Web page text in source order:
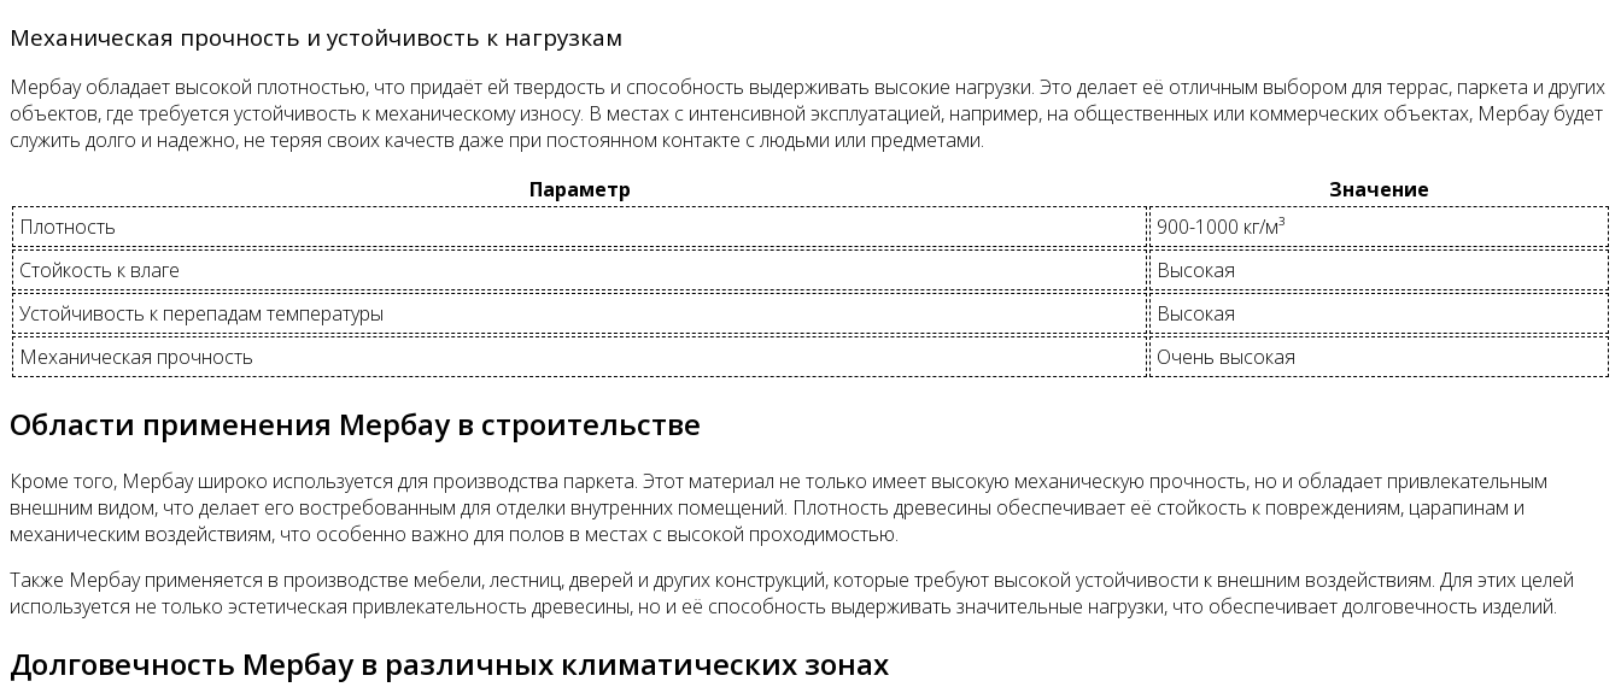
Механическая прочность и устойчивость к нагрузкам
Мербау обладает высокой плотностью, что придаёт ей твердость и способность выдерживать высокие нагрузки. Это делает её отличным выбором для террас, паркета и других
объектов, где требуется устойчивость к механическому износу. В местах с интенсивной эксплуатацией, например, на общественных или коммерческих объектах, Мербау будет
служить долго и надежно, не теряя своих качеств даже при постоянном контакте с людьми или предметами.
Параметр
Значение
Плотность
900-1000 кг/м³
Стойкость к влаге
Высокая
Устойчивость к перепадам температуры
Высокая
Механическая прочность
Очень высокая
Области применения Мербау в строительстве
Кроме того, Мербау широко используется для производства паркета. Этот материал не только имеет высокую механическую прочность, но и обладает привлекательным
внешним видом, что делает его востребованным для отделки внутренних помещений. Плотность древесины обеспечивает её стойкость к повреждениям, царапинам и
механическим воздействиям, что особенно важно для полов в местах с высокой проходимостью.
Также Мербау применяется в производстве мебели, лестниц, дверей и других конструкций, которые требуют высокой устойчивости к внешним воздействиям. Для этих целей
используется не только эстетическая привлекательность древесины, но и её способность выдерживать значительные нагрузки, что обеспечивает долговечность изделий.
Долговечность Мербау в различных климатических зонах